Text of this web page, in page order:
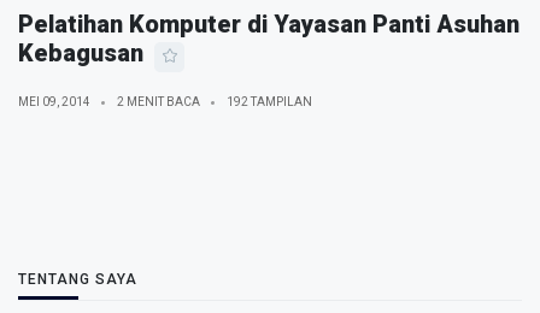
Pelatihan Komputer di Yayasan Panti Asuhan
Kebagusan
MEI 09, 2014 2 MENIT BACA 192 TAMPILAN
TENTANG SAYA